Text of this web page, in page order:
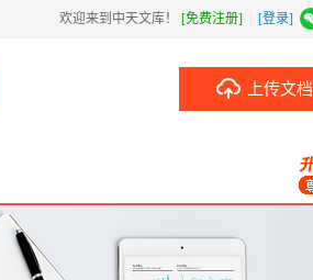
欢迎来到中天文库！ [免费注册] [登录]
上传文档